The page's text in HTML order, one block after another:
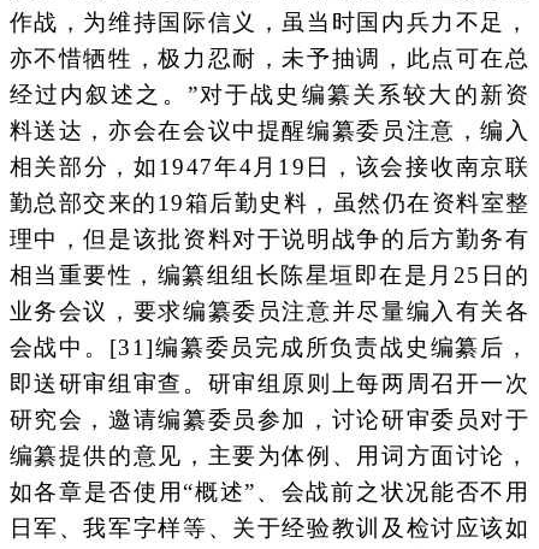
作战，为维持国际信义，虽当时国内兵力不足，
亦不惜牺牲，极力忍耐，未予抽调，此点可在总
经过内叙述之。”对于战史编纂关系较大的新资
料送达，亦会在会议中提醒编纂委员注意，编入
相关部分，如1947年4月19日，该会接收南京联
勤总部交来的19箱后勤史料，虽然仍在资料室整
理中，但是该批资料对于说明战争的后方勤务有
相当重要性，编纂组组长陈星垣即在是月25日的
业务会议，要求编纂委员注意并尽量编入有关各
会战中。[31]编纂委员完成所负责战史编纂后，
即送研审组审查。研审组原则上每两周召开一次
研究会，邀请编纂委员参加，讨论研审委员对于
编纂提供的意见，主要为体例、用词方面讨论，
如各章是否使用“概述”、会战前之状况能否不用
日军、我军字样等、关于经验教训及检讨应该如